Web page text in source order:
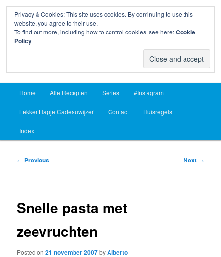
Lekker Hapje
Skip
to
primary
content
Skip
to
secondary
content
Home Alle Recepten Series #Instagram
Lekker Hapje Cadeauwijzer Contact Huisregels
Index
Post
← Previous Next →
Snelle pasta met
zeevruchten
Posted on21 november 2007byAlberto
Privacy & Cookies: This site uses cookies. By continuing to use this
website, you agree to their use.
To find out more, including how to control cookies, see here:Cookie
Policy